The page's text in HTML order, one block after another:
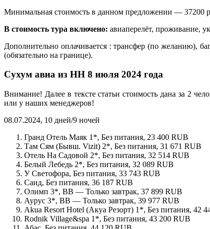
Минимальная стоимость в данном предложении — 37200
В стоимость тура включено: авиаперелёт, проживание,
Дополнительно оплачивается : трансфер (по желанию),
(обязательно на границе).
Сухум авиа из НН 8 июля 2024 года
Внимание! Далее в тексте статьи стоимость дана за 2
или у наших менеджеров!
08.07.2024, 10 дней/9 ночей
Гранд Отель Маяк 1*, Без питания, 23 400 RUB
Там Сям (Бывш. Vizit) 2*, Без питания, 31 671 RUB
Отель На Садовой 2*, Без питания, 32 514 RUB
Белый Лебедь 2*, Без питания, 32 089 RUB
У Светофора, Без питания, 33 743 RUB
Саид, Без питания, 36 187 RUB
Олимп 3*, BB — Только завтрак, 37 899 RUB
Аурус 3*, BB — Только завтрак, 39 977 RUB
Akua Resort Hotel (Акуа Резорт) 1*, Без питания, 42
Rodnik Village&spa 1*, Без питания, 43 200 RUB